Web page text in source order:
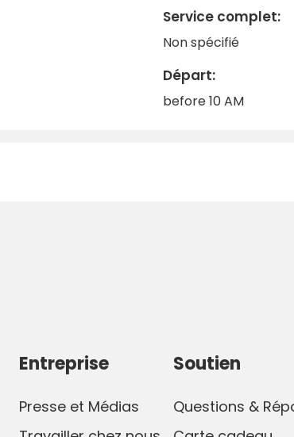
de lavande, les paysages de rivière et les
Service complet:
Non spécifié
Départ:
before 10 AM
Entreprise
Presse et Médias
Soutien
Questions &